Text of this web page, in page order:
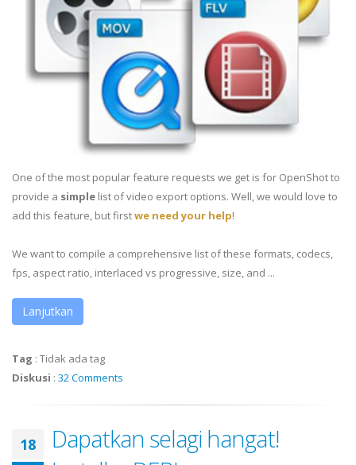
One of the most popular feature requests we get is for OpenShot to
provide a simple list of video export options. Well, we would love to
add this feature, but firstwe need your help!
We want to compile a comprehensive list of these formats, codecs,
fps, aspect ratio, interlaced vs progressive, size, and ...
Lanjutkan
Tag : Tidak ada tag
Diskusi : 32 Comments
18
Dapatkan selagi hangat!